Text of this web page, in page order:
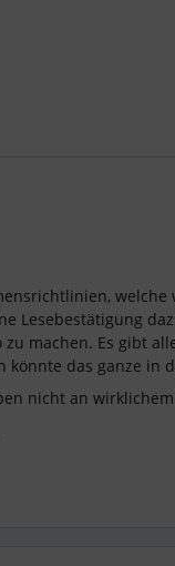
Lesebestätigung
machen. Es gibt
das ganze in
nicht an